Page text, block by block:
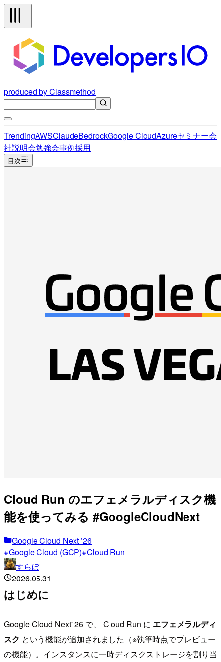
produced by Classmethod
TrendingAWSClaudeBedrockGoogle CloudAzureセミナー会
社説明会勉強会事例採用
目次
Cloud Run のエフェメラルディスク機
能を使ってみる #GoogleCloudNext
Google Cloud Next ’26
Google Cloud (GCP) Cloud Run
すらぼ
2026.05.31
はじめに
Google Cloud Next' 26 で、 Cloud Run に エフェメラルディ
スク という機能が追加されました（※執筆時点でプレビュー
の機能）。インスタンスに一時ディスクストレージを割り当